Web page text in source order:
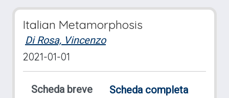
Italian Metamorphosis
Di Rosa, Vincenzo
2021-01-01
Scheda breve
Scheda completa